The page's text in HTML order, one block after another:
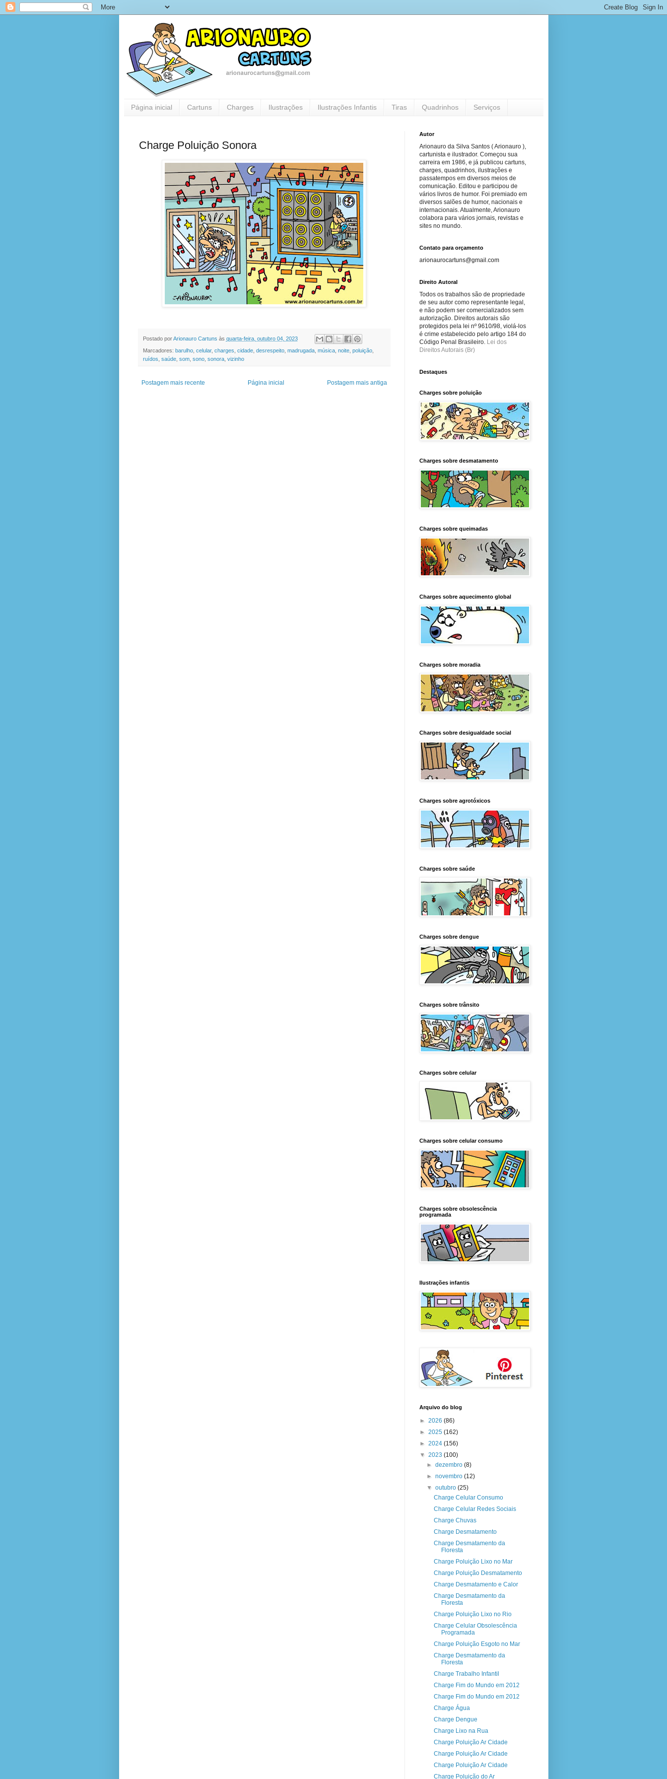
Página inicial Cartuns Charges Ilustrações Ilustrações Infantis Tiras Quadrinhos Serviços
Charge Poluição Sonora
Postado porArionauro Cartuns às quarta-feira, outubro 04, 2023
Marcadores: barulho, celular, charges cidade, desrespeito, madrugada, música, noite, poluição,
ruídos saúde, som, sono, sonora, vizinho
Postagem mais recente Postagem mais antiga
Página inicial
Autor
Arionauro da Silva Santos ( Arionauro ),
cartunista e ilustrador. Começou sua
carreira em 1986, e já publicou cartuns,
charges, quadrinhos, ilustrações e
passatempos em diversos meios de
comunicação. Editou e participou de
vários livros de humor. Foi premiado em
diversos salões de humor, nacionais e
internacionais. Atualmente, Arionauro
colabora para vários jornais, revistas e
sites no mundo.
Contato para orçamento
arionaurocartuns@gmail.com
Direito Autoral
Todos os trabalhos são de propriedade
de seu autor como representante legal,
e não podem ser comercializados sem
autorização. Direitos autorais são
protegidos pela lei nº 9610/98, violá-los
é crime estabelecido pelo artigo 184 do
Código Penal Brasileiro. Lei dos
Direitos Autorais (Br)
Destaques
Charges sobre poluição
Charges sobre desmatamento
Charges sobre queimadas
Charges sobre aquecimento global
Charges sobre moradia
Charges sobre desigualdade social
Charges sobre agrotóxicos
Charges sobre saúde
Charges sobre dengue
Charges sobre trânsito
Charges sobre celular
Charges sobre celular consumo
Charges sobre obsolescência
programada
Ilustrações infantis
Arquivo do blog
► 2026 (86)
► 2025 (162)
► 2024 (156)
▼ 2023 (100)
► dezembro (8)
► novembro (12)
▼ outubro (25)
Charge Celular Consumo
Charge Celular Redes Sociais
Charge Chuvas
Charge Desmatamento
Charge Desmatamento da
Floresta
Charge Poluição Lixo no Mar
Charge Poluição Desmatamento
Charge Desmatamento e Calor
Charge Desmatamento da
Floresta
Charge Poluição Lixo no Rio
Charge Celular Obsolescência
Programada
Charge Poluição Esgoto no Mar
Charge Desmatamento da
Floresta
Charge Trabalho Infantil
Charge Fim do Mundo em 2012
Charge Fim do Mundo em 2012
Charge Água
Charge Dengue
Charge Lixo na Rua
Charge Poluição Ar Cidade
Charge Poluição Ar Cidade
Charge Poluição Ar Cidade
Charge Poluição do Ar